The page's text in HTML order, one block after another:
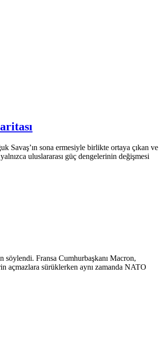
Savaş’ın sona ermesiyle birlikte ortaya çıkan ve
uluslararası güç dengelerinin değişmesi
söylendi. Fransa Cumhurbaşkanı Macron,
açmazlara sürüklerken aynı zamanda NATO